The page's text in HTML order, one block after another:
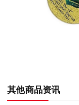
其他商品资讯